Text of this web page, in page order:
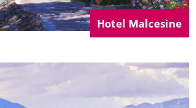
Hotel Malcesine